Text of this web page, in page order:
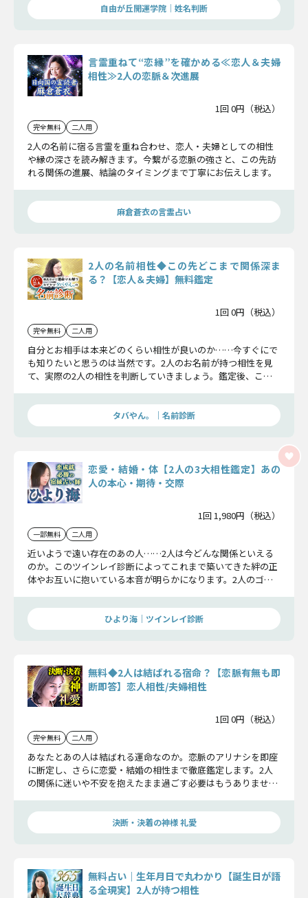
自由が丘開運学院│姓名判断
言霊重ねて“恋縁”を確かめる≪恋人＆夫婦
相性≫2人の恋脈＆次進展
1回 0円（税込）
完全無料 二人用
2人の名前に宿る言霊を重ね合わせ、恋人・夫婦としての相性
や縁の深さを読み解きます。今繋がる恋脈の強さと、この先訪
れる関係の進展、結論のタイミングまで丁寧にお伝えします。
麻倉蒼衣の言霊占い
2人の名前相性◆この先どこまで関係深ま
る？【恋人＆夫婦】無料鑑定
1回 0円（税込）
完全無料 二人用
自分とお相手は本来どのくらい相性が良いのか……今すぐにで
も知りたいと思うのは当然です。2人のお名前が持つ相性を見
て、実際の2人の相性を判断していきましょう。鑑定後、この
タバやん。｜名前診断
恋愛・結婚・体【2人の3大相性鑑定】あの
人の本心・期待・交際
1回 1,980円（税込）
一部無料 二人用
近いようで遠い存在のあの人……2人は今どんな関係といえる
のか。このツインレイ診断によってこれまで築いてきた絆の正
体やお互いに抱いている本音が明らかになります。2人のゴー
ひより海｜ツインレイ診断
無料◆2人は結ばれる宿命？【恋脈有無も即
断即答】恋人相性/夫婦相性
1回 0円（税込）
完全無料 二人用
あなたとあの人は結ばれる運命なのか。恋脈のアリナシを即座
に断定し、さらに恋愛・結婚の相性まで徹底鑑定します。2人
の関係に迷いや不安を抱えたまま過ごす必要はもうありませ
決断・決着の神様 礼愛
無料占い｜生年月日で丸わかり【誕生日が語
る全現実】2人が持つ相性